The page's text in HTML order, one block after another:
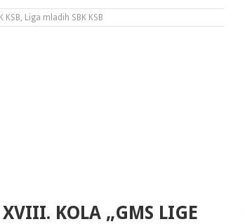
KSB, Liga mladih SBK KSB
KOLA „GMS LIGE